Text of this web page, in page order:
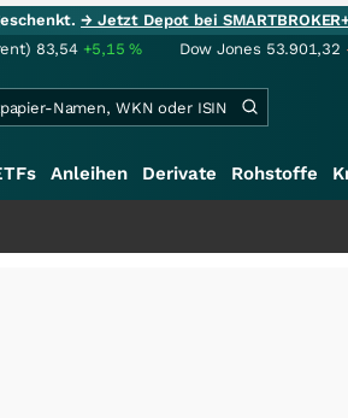
→ Jetzt Depot bei
83,54 +5,15% Dow Jones 53.901,32
Anleihen Derivate Rohstoffe